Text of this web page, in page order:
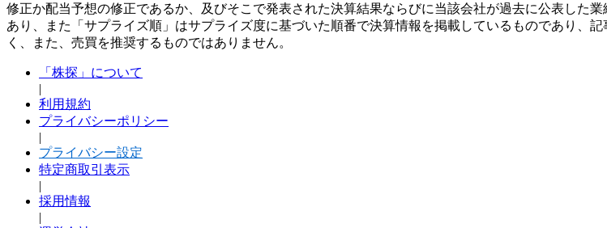
修正か配当予想の修正であるか、及びそこで発表された決算結果ならびに当該会社が過去に公表した
あり、また「サプライズ順」はサプライズ度に基づいた順番で決算情報を掲載しているものであり、
く、また、売買を推奨するものではありません。
「株探」について
|
利用規約
プライバシーポリシー
|
プライバシー設定
特定商取引表示
|
採用情報
|